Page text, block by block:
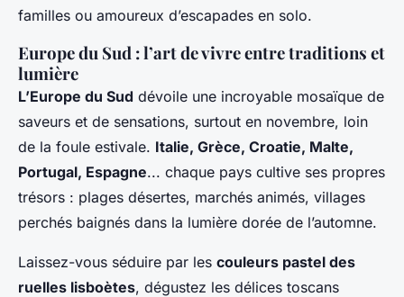
familles ou amoureux d’escapades en solo.
Europe du Sud : l’art de vivre entre traditions et
lumière
L’Europe du Sud dévoile une incroyable mosaïque de
saveurs et de sensations, surtout en novembre, loin
de la foule estivale. Italie, Grèce, Croatie, Malte,
Portugal, Espagne... chaque pays cultive ses propres
trésors : plages désertes, marchés animés, villages
perchés baignés dans la lumière dorée de l’automne.
Laissez-vous séduire par les couleurs pastel des
ruelles lisboètes, dégustez les délices toscans